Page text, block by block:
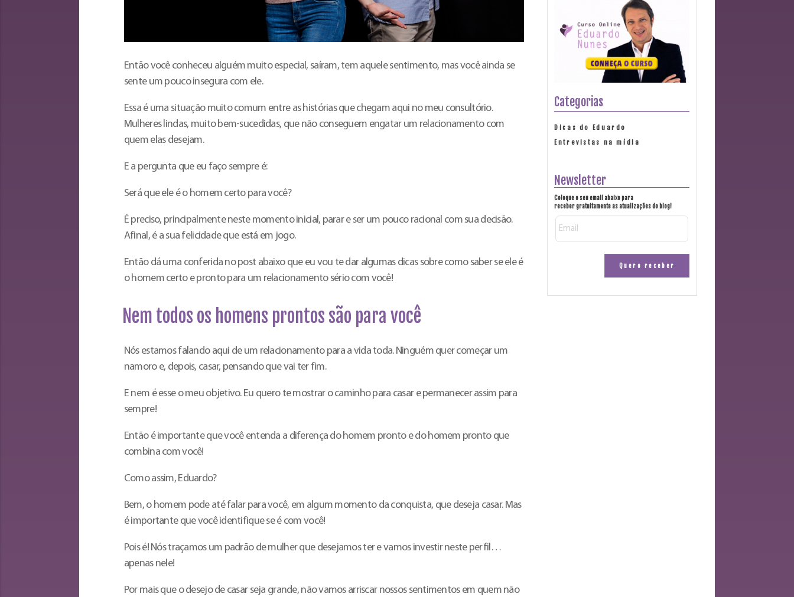
Então você conheceu alguém muito especial, saíram, tem aquele sentimento, mas você ainda se
sente um pouco insegura com ele.
Essa é uma situação muito comum entre as histórias que chegam aqui no meu consultório.
Mulheres lindas, muito bem-sucedidas, que não conseguem engatar um relacionamento com
quem elas desejam.
E a pergunta que eu faço sempre é:
Será que ele é o homem certo para você?
É preciso, principalmente neste momento inicial, parar e ser um pouco racional com sua decisão.
Afinal, é a sua felicidade que está em jogo.
Então dá uma conferida no post abaixo que eu vou te dar algumas dicas sobre como saber se ele é
o homem certo e pronto para um relacionamento sério com você!
Nem todos os homens prontos são para você
Nós estamos falando aqui de um relacionamento para a vida toda. Ninguém quer começar um
namoro e, depois, casar, pensando que vai ter fim.
E nem é esse o meu objetivo. Eu quero te mostrar o caminho para casar e permanecer assim para
sempre!
Então é importante que você entenda a diferença do homem pronto e do homem pronto que
combina com você!
Como assim, Eduardo?
Bem, o homem pode até falar para você, em algum momento da conquista, que deseja casar. Mas
é importante que você identifique se é com você!
Pois é! Nós traçamos um padrão de mulher que desejamos ter e vamos investir neste perfil…
apenas nele!
Por mais que o desejo de casar seja grande, não vamos arriscar nossos sentimentos em quem não
Categorias
Dicas do Eduardo
Entrevistas na mídia
Newsletter
Coloque o seu email abaixo para
receber gratuitamente as atualizações do blog!